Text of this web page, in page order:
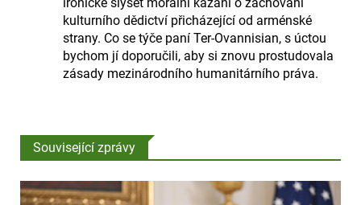
kulturního dědictví přicházející od arménské
strany. Co se týče paní Ter-Ovannisian, s úctou
bychom jí doporučili, aby si znovu prostudovala
zásady mezinárodního humanitárního práva.
Související zprávy